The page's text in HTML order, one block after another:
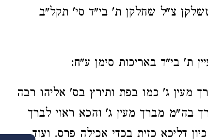
צ"ל שחלקן ת' בי"ד סי' תקל"ב
ת' בי"ד באריכות סימן ע"ח:
מעין ג' כמו בפת ותירץ בס' אליהו רבה
בה"מ מברך מעין ג' והכא ראוי לברך
דליכא כזית בכדי אכילה פרס. ועוד